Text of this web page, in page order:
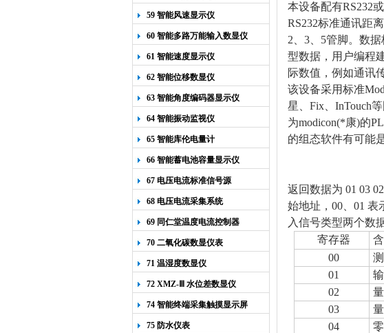
59 智能风速显示仪
60 智能多路万能输入数显仪
61 智能速度显示仪
62 智能位移数显仪
63 智能角度编码器显示仪
64 智能振动监视仪
65 智能库伦电量计
66 智能蓄电池容量显示仪
67 电压电流标准信号源
68 电压电流采集系统
69 同仁堂温度电流控制器
70 二氧化碳数显仪表
71 温湿度数显仪
72 XMZ-Ⅲ 水位差数显仪
74 智能终端采集触摸显示屏
75 防水仪表
本设备配有RS232
RS232标准通讯距
2、3、5管脚。数
型数据，用户编程
际数值，例如通讯
该设备采用标准
星、Fix、 InTouch
为modicon(*康)的
的组态软件有可能
返回数据为 01 03
始地址，00、01
入信号类型两个数
寄存器
含
00
01
02
03
04